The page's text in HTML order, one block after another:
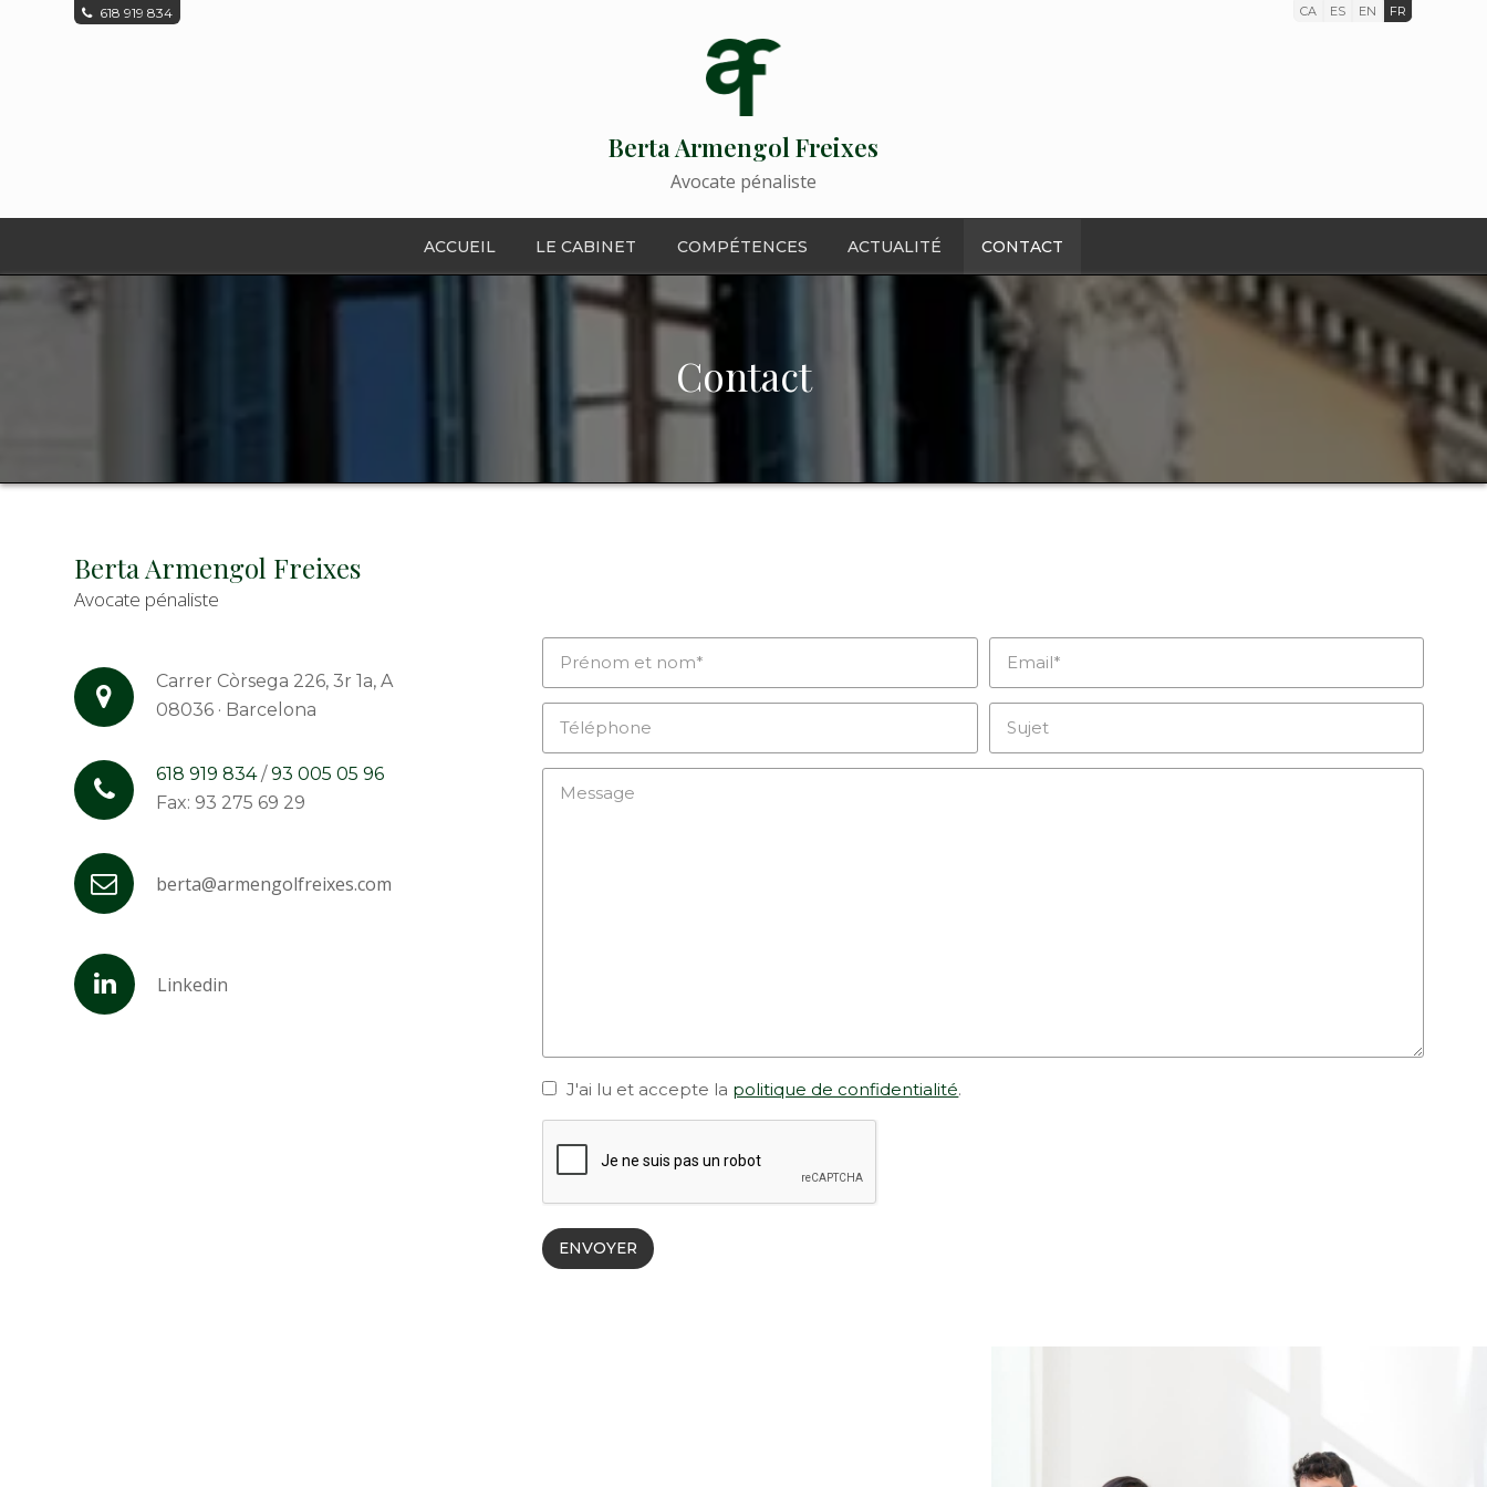
618 919 834 CA ES EN FR
Berta Armengol Freixes
Avocate pénaliste
ACCUEIL LE CABINET COMPÉTENCES ACTUALITÉ CONTACT
Contact
Berta Armengol Freixes
Avocate pénaliste
Carrer Còrsega 226, 3r 1a, A
08036 · Barcelona
618 919 834/93 005 05 96
Fax: 93 275 69 29
berta@armengolfreixes.com
Linkedin
J'ai lu et accepte la politique de confidentialité.